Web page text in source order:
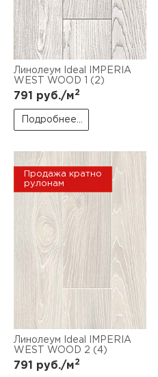
Линолеум Ideal IMPERIA
WEST WOOD 1 (2)
791 руб./м2
Подробнее...
Продажа кратно
рулонам
Линолеум Ideal IMPERIA
WEST WOOD 2 (4)
791 руб./м2